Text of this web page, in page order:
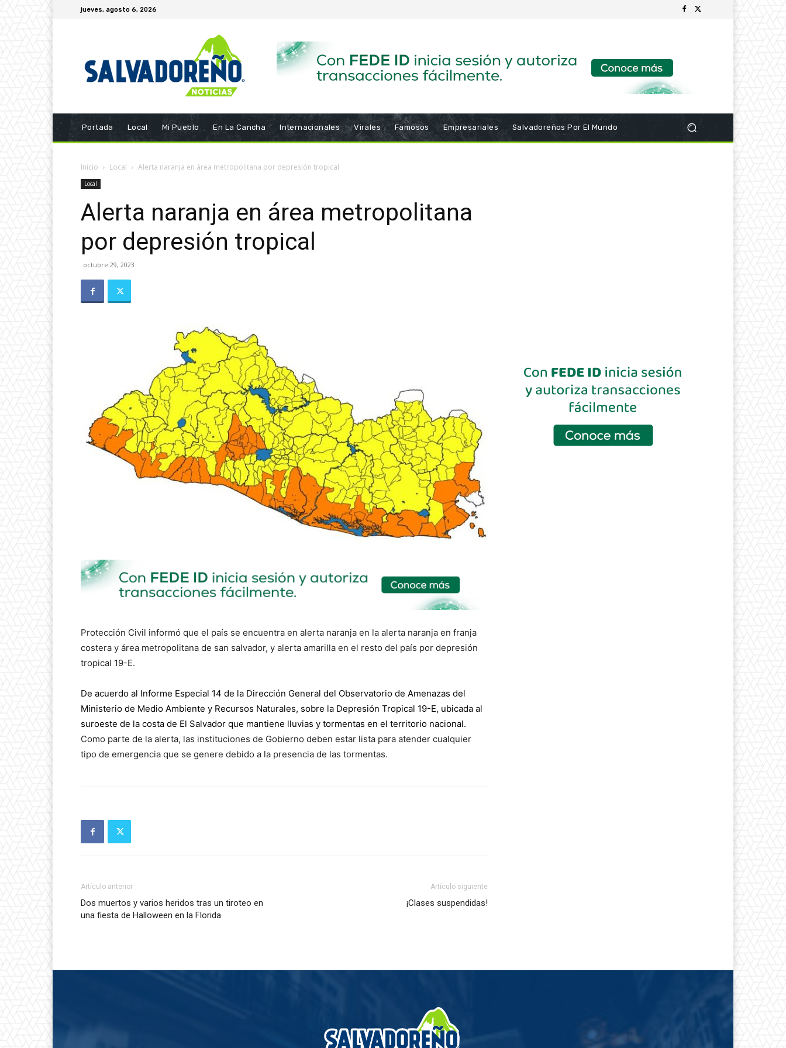
jueves, agosto 6, 2026
Portada Local Mi Pueblo En La Cancha Internacionales Virales Famosos Empresariales Salvadoreños Por El Mundo
Inicio Local Alerta naranja en área metropolitana por depresión tropical
Local
Alerta naranja en área metropolitana
por depresión tropical
octubre 29, 2023
Protección Civil informó que el país se encuentra en alerta naranja en la alerta naranja en franja
costera y área metropolitana de san salvador, y alerta amarilla en el resto del país por depresión
tropical 19-E.
De acuerdo al Informe Especial 14 de la Dirección General del Observatorio de Amenazas del
Ministerio de Medio Ambiente y Recursos Naturales, sobre la Depresión Tropical 19-E, ubicada al
suroeste de la costa de El Salvador que mantiene lluvias y tormentas en el territorio nacional.
Como parte de la alerta, las instituciones de Gobierno deben estar lista para atender cualquier
tipo de emergencia que se genere debido a la presencia de las tormentas.
Artículo anterior
Dos muertos y varios heridos tras un tiroteo en
una fiesta de Halloween en la Florida
Artículo siguiente
¡Clases suspendidas!